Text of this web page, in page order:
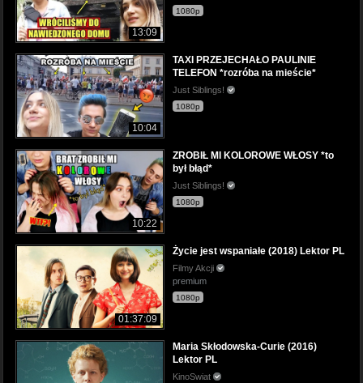
13:09
1080p
10:04
TAXI PRZEJECHAŁO PAULINIE
TELEFON *rozróba na mieście*
Just Siblings!
1080p
10:22
ZROBIŁ MI KOLOROWE WŁOSY *to
był błąd*
Just Siblings!
1080p
01:37:09
Życie jest wspaniałe (2018) Lektor PL
Filmy Akcji
premium
1080p
Maria Skłodowska-Curie (2016)
Lektor PL
KinoSwiat